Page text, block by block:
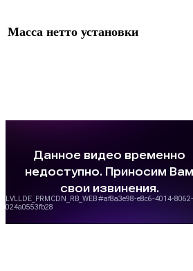
Масса нетто установки